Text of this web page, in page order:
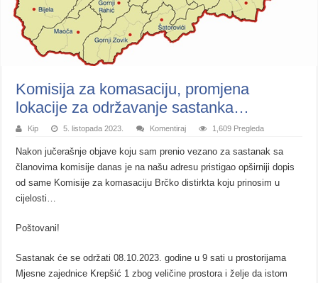
Komisija za komasaciju, promjena
lokacije za održavanje sastanka…
Kip 5. listopada 2023. Komentiraj 1,609 Pregleda
Nakon jučerašnje objave koju sam prenio vezano za sastanak sa
članovima komisije danas je na našu adresu pristigao opširniji dopis
od same Komisije za komasaciju Brčko distirkta koju prinosim u
cijelosti…
Poštovani!
Sastanak će se održati 08.10.2023. godine u 9 sati u prostorijama
Mjesne zajednice Krepšić 1zbog veličine prostora i želje da istom